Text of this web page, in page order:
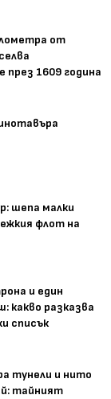
от
през 1609 година
шепа малки
флот на
и един
какво разказва
списък
тунели и нито
тайният